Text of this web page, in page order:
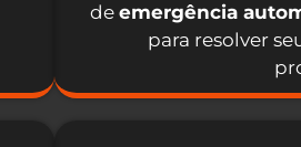
de emergência
para resolver